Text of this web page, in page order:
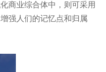
商业综合体中，则可采用
强人们的记忆点和归属